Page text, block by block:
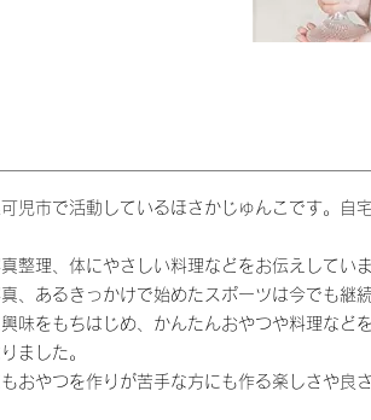
児市で活動しているほさかじゅんこです。自
整理、体にやさしい料理などをお伝えしていま
、あるきっかけで始めたスポーツは今でも継続
味をもちはじめ、かんたんおやつや料理などを
ました。
おやつを作りが苦手な方にも作る楽しさや良